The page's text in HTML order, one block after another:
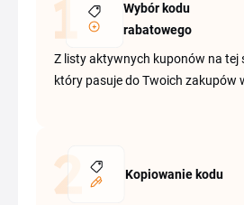
Wybór kodu
rabatowego
Z listy aktywnych kuponów na tej
który pasuje do Twoich zakupów
Kopiowanie kodu